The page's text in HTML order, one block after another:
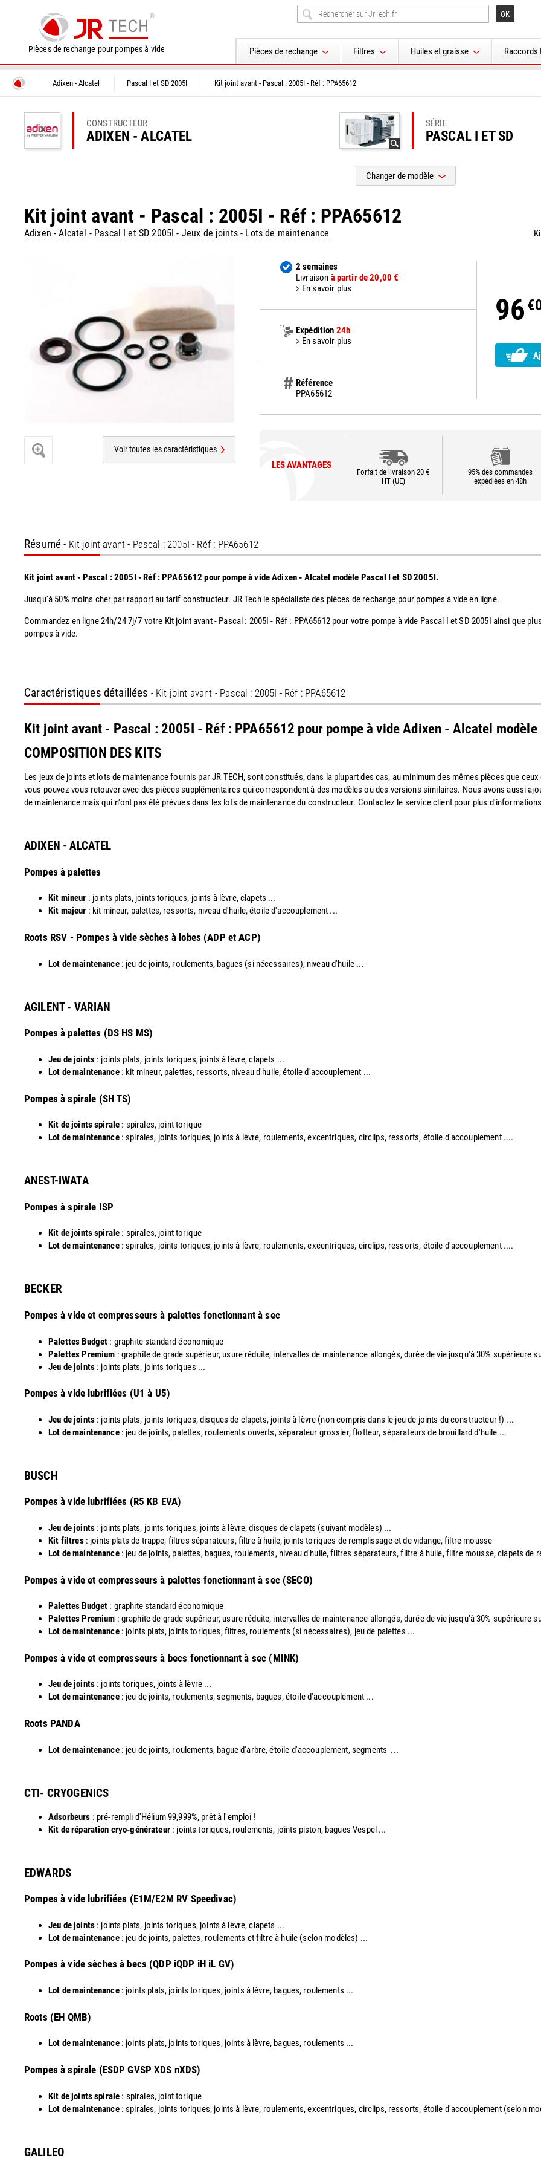
Pièces de rechange pour pompes à vide Pièces de rechange Filtres Huiles et graisse Raccords
Adixen - Alcatel Pascal I et SD 2005I Kit joint avant - Pascal : 2005I - Réf : PPA65612
CONSTRUCTEUR
ADIXEN - ALCATEL
SÉRIE
PASCAL I ET SD
Changer de modèle
Kit joint avant - Pascal : 2005I - Réf : PPA65612
Adixen - Alcatel - Pascal I et SD 2005I - Jeux de joints - Lots de maintenance
Voir toutes les caractéristiques
2 semaines
Livraison à partir de 20,00 €
En savoir plus
Expédition 24h
En savoir plus
Référence
PPA65612
96
LES AVANTAGES
Forfait de livraison 20 €
HT (UE)
95% des commandes
expédiées en 48h
Résumé - Kit joint avant - Pascal : 2005I - Réf : PPA65612
Kit joint avant - Pascal : 2005I - Réf : PPA65612 pour pompe à vide Adixen - Alcatel modèle Pascal I et SD 2005I.
Jusqu'à 50% moins cher par rapport au tarif constructeur. JR Tech le spécialiste des pièces de rechange pour pompes à vide en ligne.
Commandez en ligne 24h/24 7j/7 votre Kit joint avant - Pascal : 2005I - Réf : PPA65612 pour votre pompe à vide Pascal I et SD 2005I ainsi que
pompes à vide.
Caractéristiques détaillées - Kit joint avant - Pascal : 2005I - Réf : PPA65612
Kit joint avant - Pascal : 2005I - Réf : PPA65612 pour pompe à vide Adixen - Alcatel
COMPOSITION DES KITS
Les jeux de joints et lots de maintenance fournis par JR TECH, sont constitués, dans la plupart des cas, au minimum des mêmes pièces que
vous pouvez vous retouver avec des pièces supplémentaires qui correspondent à des modèles ou des versions similaires. Nous avons aussi
de maintenance mais qui n'ont pas été prévues dans les lots de maintenance du constructeur. Contactez le service client pour plus
ADIXEN - ALCATEL
Pompes à palettes
Kit mineur : joints plats, joints toriques, joints à lèvre, clapets ...
Kit majeur : kit mineur, palettes, ressorts, niveau d'huile, étoile d'accouplement ...​
​Roots RSV - Pompes à vide sèches à lobes (ADP et ACP)
Lot de maintenance: jeu de joints, roulements, bagues (si nécessaires), niveau d'huile ...​
AGILENT - VARIAN
Pompes à palettes (DS HS MS)
Jeu de joints : joints plats, joints toriques, joints à lèvre, clapets ...
Lot de maintenance: kit mineur, palettes, ressorts, niveau d'huile, étoile d'accouplement ...​
​Pompes à spirale (SH TS)
Kit de joints spirale : spirales, joint torique
Lot de maintenance: spirales, joints toriques, joints à lèvre, roulements, excentriques, circlips, ressorts, étoile d'accouplement ....​
ANEST-IWATA
Pompes à spirale ISP
Kit de joints spirale : spirales, joint torique
Lot de maintenance: spirales, joints toriques, joints à lèvre, roulements, excentriques, circlips, ressorts, étoile d'accouplement ....
​BECKER
Pompes à vide et compresseurs à palettes fonctionnant à sec
Palettes Budget : graphite standard économique
Palettes Premium : graphite de grade supérieur, usure réduite, intervalles de maintenance allongés, durée de vie jusqu'à 30% supérieure
Jeu de joints: joints plats, joints toriques ...
​Pompes à vide lubrifiées (U1 à U5)
Jeu de joints: joints plats, joints toriques, disques de clapets, joints à lèvre (non compris dans le jeu de joints du constructeur !) ...
Lot de maintenance: jeu de joints, palettes, roulements ouverts, séparateur grossier, flotteur, séparateurs de brouillard d'huile ...
​BUSCH
Pompes à vide lubrifiées (R5 KB EVA)
Jeu de joints : joints plats, joints toriques, joints à lèvre, disques de clapets (suivant modèles) ...
Kit filtres: joints plats de trappe, filtres séparateurs, filtre à huile, joints toriques de remplissage et de vidange, filtre mousse
Lot de maintenance: jeu de joints, palettes, bagues, roulements, niveau d'huile, filtres séparateurs, filtre à huile, filtre mousse, clapets de
​Pompes à vide et compresseurs à palettes fonctionnant à sec (SECO)
Palettes Budget : graphite standard économique
Palettes Premium : graphite de grade supérieur, usure réduite, intervalles de maintenance allongés, durée de vie jusqu'à 30% supérieure
Lot de maintenance: joints plats, joints toriques, filtres, roulements (si nécessaires), jeu de palettes ...
Pompes à vide et compresseurs à becs fonctionnant à sec (MINK)
Jeu de joints: joints toriques, joints à lèvre ...
Lot de maintenance: jeu de joints, roulements, segments, bagues, étoile d'accouplement ...
​Roots PANDA
Lot de maintenance: jeu de joints, roulements, bague d'arbre, étoile d'accouplement, segments ...​
CTI- CRYOGENICS
Adsorbeurs : pré-rempli d'Hélium 99,999%, prêt à l'emploi !
Kit de réparation cryo-générateur: joints toriques, roulements, joints piston, bagues Vespel ... ​
EDWARDS
Pompes à vide lubrifiées (E1M/E2M RV Speedivac)
Jeu de joints: joints plats, joints toriques, joints à lèvre, clapets ...
Lot de maintenance: jeu de joints, palettes, roulements et filtre à huile (selon modèles) ...
​Pompes à vide sèches à becs (QDP iQDP iH iL GV)
Lot de maintenance: joints plats, joints toriques, joints à lèvre, bagues, roulements ...
Roots (EH QMB)
Lot de maintenance : joints plats, joints toriques, joints à lèvre, bagues, roulements ...
​Pompes à spirale (ESDP GVSP XDS nXDS)
Kit de joints spirale : spirales, joint torique
Lot de maintenance: spirales, joints toriques, joints à lèvre, roulements, excentriques, circlips, ressorts, étoile d'accouplement (selon
GALILEO